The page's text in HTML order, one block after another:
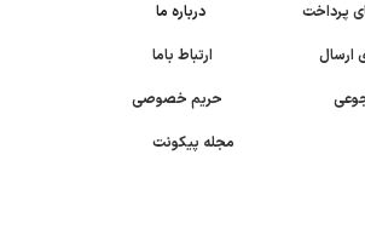
پرداختدرباره ما
ارسال
ارتباط باما
حریم خصوصی
مجله پیکونت